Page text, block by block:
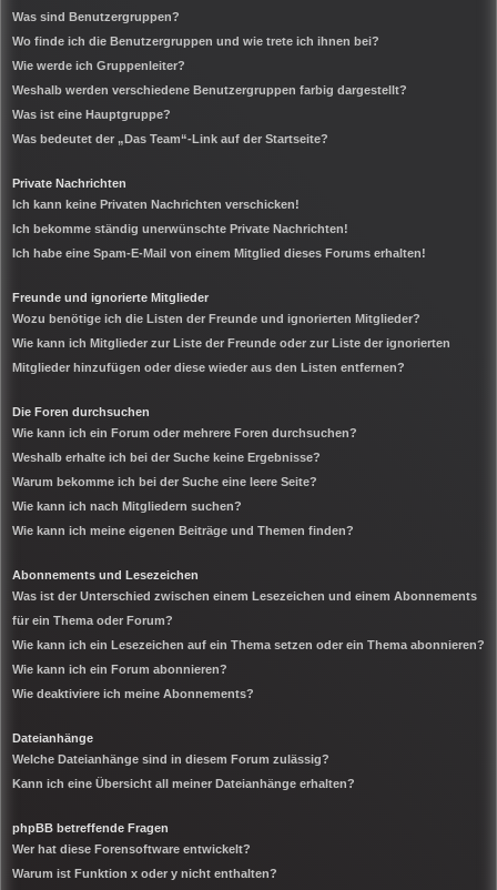
Was sind Benutzergruppen?
Wo finde ich die Benutzergruppen und wie trete ich ihnen bei?
Wie werde ich Gruppenleiter?
Weshalb werden verschiedene Benutzergruppen farbig dargestellt?
Was ist eine Hauptgruppe?
Was bedeutet der „Das Team“-Link auf der Startseite?
Private Nachrichten
Ich kann keine Privaten Nachrichten verschicken!
Ich bekomme ständig unerwünschte Private Nachrichten!
Ich habe eine Spam-E-Mail von einem Mitglied dieses Forums erhalten!
Freunde und ignorierte Mitglieder
Wozu benötige ich die Listen der Freunde und ignorierten Mitglieder?
Wie kann ich Mitglieder zur Liste der Freunde oder zur Liste der ignorierten
Mitglieder hinzufügen oder diese wieder aus den Listen entfernen?
Die Foren durchsuchen
Wie kann ich ein Forum oder mehrere Foren durchsuchen?
Weshalb erhalte ich bei der Suche keine Ergebnisse?
Warum bekomme ich bei der Suche eine leere Seite?
Wie kann ich nach Mitgliedern suchen?
Wie kann ich meine eigenen Beiträge und Themen finden?
Abonnements und Lesezeichen
Was ist der Unterschied zwischen einem Lesezeichen und einem Abonnements
für ein Thema oder Forum?
Wie kann ich ein Lesezeichen auf ein Thema setzen oder ein Thema abonnieren?
Wie kann ich ein Forum abonnieren?
Wie deaktiviere ich meine Abonnements?
Dateianhänge
Welche Dateianhänge sind in diesem Forum zulässig?
Kann ich eine Übersicht all meiner Dateianhänge erhalten?
phpBB betreffende Fragen
Wer hat diese Forensoftware entwickelt?
Warum ist Funktion x oder y nicht enthalten?